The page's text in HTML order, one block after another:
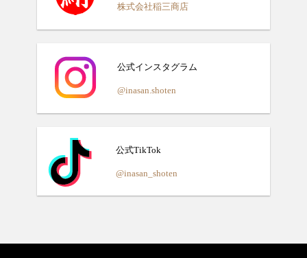
株式会社稲三商店
公式インスタグラム
@inasan.shoten
公式TikTok
@inasan_shoten